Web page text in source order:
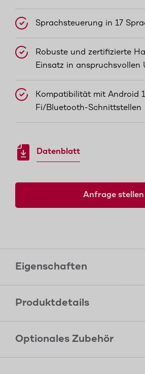
Sprachsteuerung in 17
Robuste und zertifizierte
Einsatz in anspruchsvollen
Kompatibilität mit Android
Fi/Bluetooth-Schnittstellen
Datenblatt
Anfrage stellen
Eigenschaften
Produktdetails
Optionales Zubehör